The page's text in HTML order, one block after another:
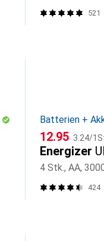
521
Batterien +
CHF
12.95 CHF
3.24/
Energizer
4 Stk., AA,
424